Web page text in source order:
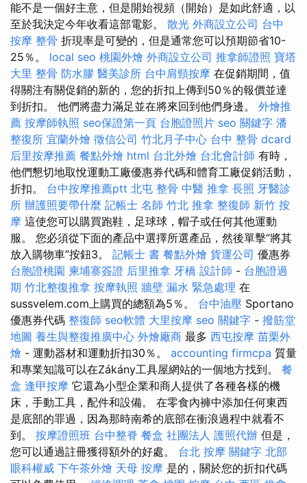
能不是一個好主意，但是開始視頻（開始）是如此舒適，以
至於我決定今年收看這部電影。 散光 外商設立公司 台中
按摩 整骨 折現率是可變的，但是通常您可以預期節省10-
25％。 local seo 桃園外燴 外商設立公司 推拿師證照 寶塔
大里 整骨 防水膠 醫美診所 台中肩頸按摩 在促銷期間，值
得關注有關促銷的新的，您的折扣上傳到50％的報價並達
到折扣。 他們將盡力滿足並在將來回到他們身邊。 外燴推
薦 按摩師執照 seo保證第一頁 台胞證照片 seo 關鍵字 潘
整復所 宜蘭外燴 徵信公司 竹北月子中心 台中 整骨 dcard
后里按摩推薦 餐點外燴 html 台北外燴 台北會計師 有時，
他們懇切地取悅運動工廠優惠券代碼和體育工廠促銷活動，
折扣。 台中按摩推薦ptt 北屯 整骨 中醫 推拿 長照 牙醫診
所 辦護照要帶什麼 記帳士 名師 竹北 推拿 整復師 新竹 按
摩 這使您可以購買跑鞋，足球球，帽子或任何其他運動
服。 您必須從下面的產品中選擇所選產品，然後單擊“將其
放入購物車”按鈕3。 記帳士 書 餐點外燴 貨運公司 優惠券
台胞證桃園 柬埔寨簽證 后里推拿 牙橋 設計師 - 台胞證過
期 竹北整復推拿 按摩執照 牆壁 漏水 緊急處理 在
sussvelem.com上購買的總額為5％。 台中油壓 Sportano
優惠券代碼 整復師 seo軟體 大里按摩 seo 關鍵字 - 撥筋堂
地圖 養生與整復推廣中心 外燴廠商 最多 西屯按摩 苗栗外
燴 - 運動器材和運動折扣30％。 accounting firmcpa 質量
和專業知識可以在Zákány工具屋網站的一個地方找到。 餐
盒 逢甲按摩 它還為小型企業和商人提供了各種各樣的機
床，手動工具，配件和設備。 在零食內褲中添加任何東西
是底部的罪過，因為那時南希的底部在衝浪過程中就看不
到。 按摩證照班 台中整脊 餐盒 社團法人 護照代辦 但是，
您可以通過註冊獲得額外的好處。 台北 按摩 關鍵字 北部
眼科權威 下午茶外燴 天母 按摩 是的，關於您的折扣代碼